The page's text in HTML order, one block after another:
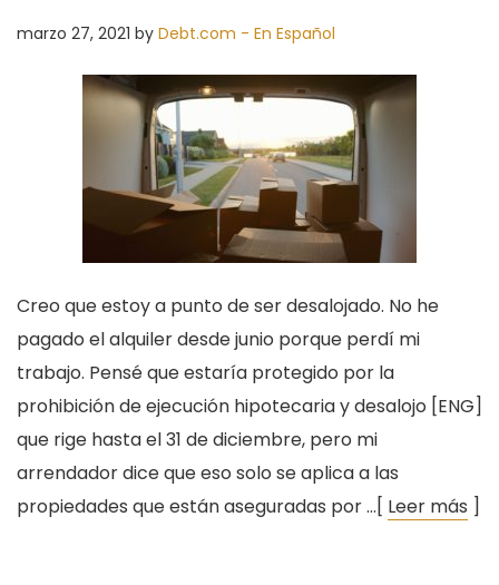
marzo 27, 2021 by Debt.com - En Español
Creo que estoy a punto de ser desalojado. No he
pagado el alquiler desde junio porque perdí mi
trabajo. Pensé que estaría protegido por la
prohibición de ejecución hipotecaria y desalojo [ENG]
que rige hasta el 31 de diciembre, pero mi
arrendador dice que eso solo se aplica a las
propiedades que están aseguradas por …[ Leer más ]